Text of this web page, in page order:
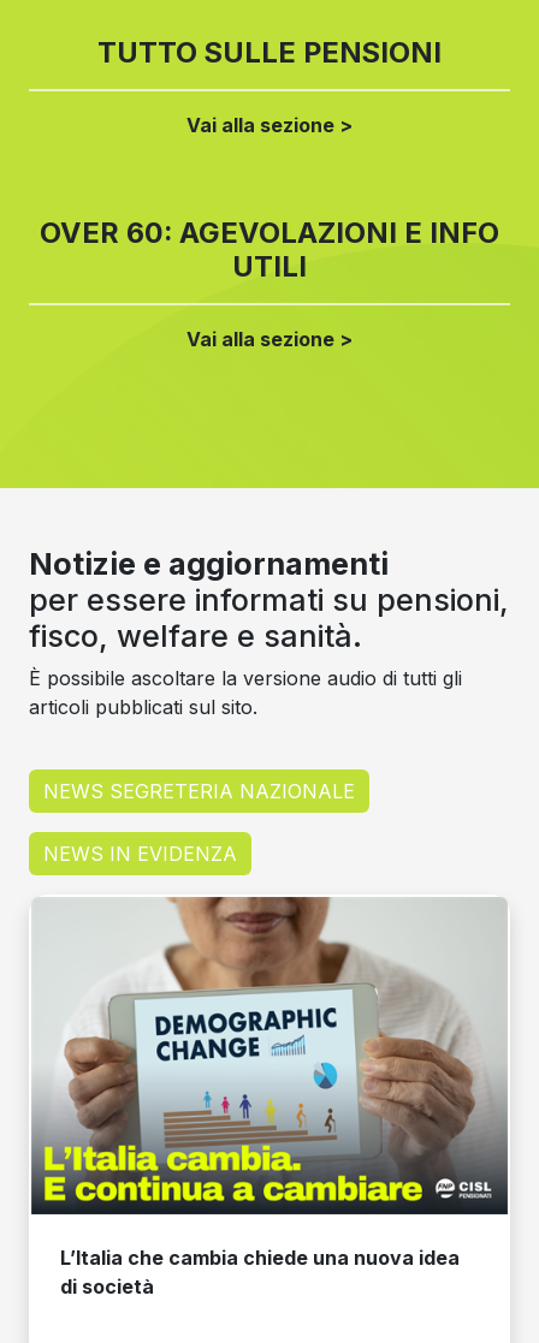
TUTTO SULLE PENSIONI
Vai alla sezione >
OVER 60: AGEVOLAZIONI E INFO
UTILI
Vai alla sezione >
L’Italia che cambia chiede una nuova idea
di società
Notizie e aggiornamenti
per essere informati su pensioni,
fisco, welfare e sanità.
È possibile ascoltare la versione audio di tutti gli
articoli pubblicati sul sito.
NEWS SEGRETERIA NAZIONALE
NEWS IN EVIDENZA